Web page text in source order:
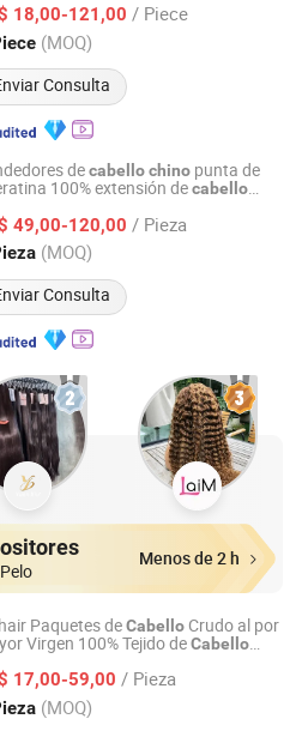
18,00-121,00 / Piece
(MOQ)
Consulta
Desde 2025
decabellochino punta de
100% extensión decabello
49,00-120,00 / Pieza
(MOQ)
Consulta
Hair Products Co., Ltd.
Desde 2026
Menos de 2 h
Paquetes deCabello Crudo al por
Virgen 100% Tejido deCabello
17,00-59,00 / Pieza
(MOQ)
Ltd.
Desde 2016